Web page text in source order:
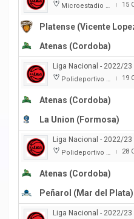
Microestadio Ciudad de Vicente Lopez | 15
Platense (Vicente
Atenas (Cordoba)
Liga Nacional - 2022/
Polideportivo Carlos Cerutti | 19
Atenas (Cordoba)
La Union (Formosa)
Liga Nacional - 2022/
Polideportivo Carlos Cerutti | 28
Atenas (Cordoba)
Peñarol (Mar del Plata)
Liga Nacional - 2022/